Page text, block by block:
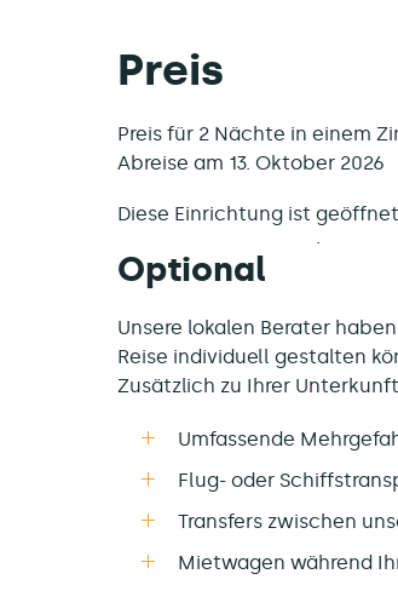
Preis
Preis für 2 Nächte in einem
Abreise am 13. Oktober 2026
Diese Einrichtung ist
Optional
Unsere lokalen Berater
Reise individuell gestalten
Zusätzlich zu Ihrer
Umfassende
Flug- oder
Transfers zwischen
Mietwagen während